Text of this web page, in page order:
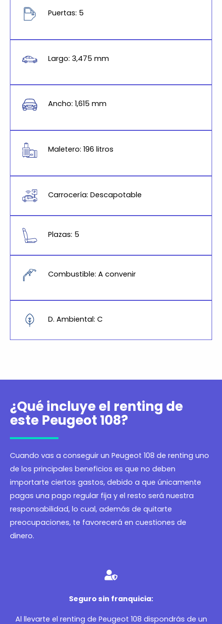
Puertas: 5
Largo: 3,475 mm
Ancho: 1,615 mm
Maletero: 196 litros
Carrocería: Descapotable
Plazas: 5
Combustible: A convenir
D. Ambiental: C
¿Qué incluye el renting de
este Peugeot 108?
Cuando vas a conseguir un Peugeot 108 de renting uno
de los principales beneficios es que no deben
importarte ciertos gastos, debido a que únicamente
pagas una pago regular fija y el resto será nuestra
responsabilidad, lo cual, además de quitarte
preocupaciones, te favorecerá en cuestiones de
dinero.
Seguro sin franquicia:
Al llevarte el renting de Peugeot 108 dispondrás de un